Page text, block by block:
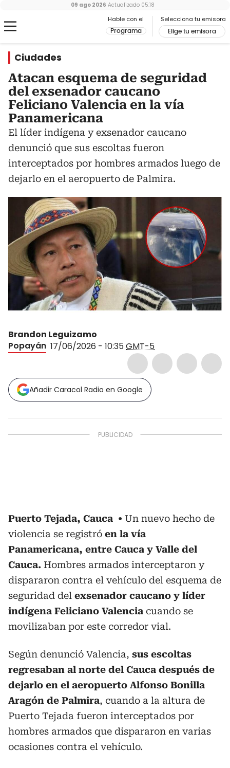
Hable con el
Programa
Selecciona tu emisora
Elige tu emisora
09 ago 2026 Actualizado 05:18
Ciudades
Atacan esquema de seguridad
del exsenador caucano
Feliciano Valencia en la vía
Panamericana
El líder indígena y exsenador caucano
denunció que sus escoltas fueron
interceptados por hombres armados luego de
dejarlo en el aeropuerto de Palmira.
Brandon Leguizamo
Popayán 17/06/2026 - 10:35GMT-5
Añadir Caracol Radio en Google
Puerto Tejada, Cauca
Un nuevo hecho de
violencia se registró en la vía
Panamericana, entre Cauca y Valle del
Cauca. Hombres armados interceptaron y
dispararon contra el vehículo del esquema de
seguridad del exsenador caucano y líder
indígena Feliciano Valencia cuando se
movilizaban por este corredor vial.
Según denunció Valencia, sus escoltas
regresaban al norte del Cauca después de
dejarlo en el aeropuerto Alfonso Bonilla
Aragón de Palmira, cuando a la altura de
Puerto Tejada fueron interceptados por
hombres armados que dispararon en varias
ocasiones contra el vehículo.